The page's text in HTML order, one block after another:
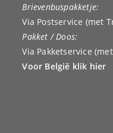
Brievenbuspakketje:
Via Postservice (met
Pakket / Doos:
Via Pakketservice
Voor België klik hier